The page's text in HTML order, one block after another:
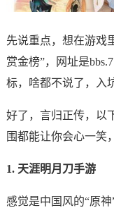
先说重点，想在游戏
赏金榜”，网址是
标，啥都不说了，入
好了，言归正传，以
围都能让你会心一笑
1. 天涯明月刀手游
感觉是中国风的“原